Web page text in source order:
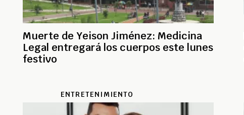
Muerte de Yeison Jiménez: Medicina
Legal entregará los cuerpos este lunes
festivo
ENTRETENIMIENTO